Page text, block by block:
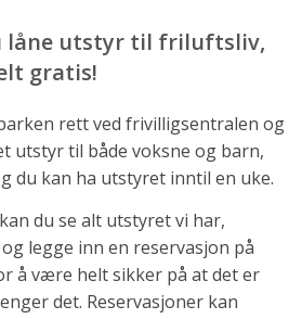
låne utstyr til friluftsliv,
gratis!
rett ved frivilligsentralen og
utstyr til både voksne og barn,
du kan ha utstyret inntil en uke.
kan du se alt utstyret vi har,
legge inn en reservasjon på
å være helt sikker på at det er
det. Reservasjoner kan